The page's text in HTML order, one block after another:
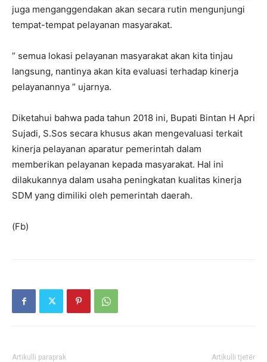
juga menganggendakan akan secara rutin mengunjungi
tempat-tempat pelayanan masyarakat.
” semua lokasi pelayanan masyarakat akan kita tinjau
langsung, nantinya akan kita evaluasi terhadap kinerja
pelayanannya ” ujarnya.
Diketahui bahwa pada tahun 2018 ini, Bupati Bintan H Apri
Sujadi, S.Sos secara khusus akan mengevaluasi terkait
kinerja pelayanan aparatur pemerintah dalam
memberikan pelayanan kepada masyarakat. Hal ini
dilakukannya dalam usaha peningkatan kualitas kinerja
SDM yang dimiliki oleh pemerintah daerah.
(Fb)
Artikulli paraprak Artikulli tjetër